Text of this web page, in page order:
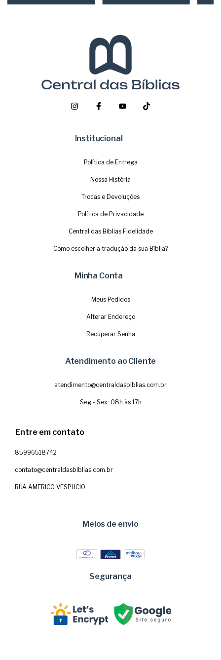
Institucional
Política de Entrega
Nossa História
Trocas e Devoluções
Política de Privacidade
Central das Biblias Fidelidade
Como escolher a tradução da sua Bíblia?
Minha Conta
Meus Pedidos
Alterar Endereço
Recuperar Senha
Atendimento ao Cliente
atendimento@centraldasbiblias.com.br
Seg - Sex: 08h às 17h
Entre em contato
85996518742
contato@centraldasbiblias.com.br
RUA AMERICO VESPUCIO
Meios de envio
Segurança